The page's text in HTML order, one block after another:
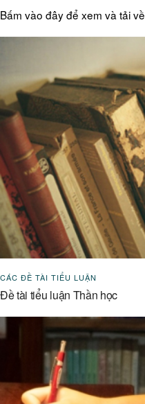
Bấm vào đây để xem và tải về
CÁC ĐỀ TÀI TIỂU LUẬN
Đề tài tiểu luận Thần học